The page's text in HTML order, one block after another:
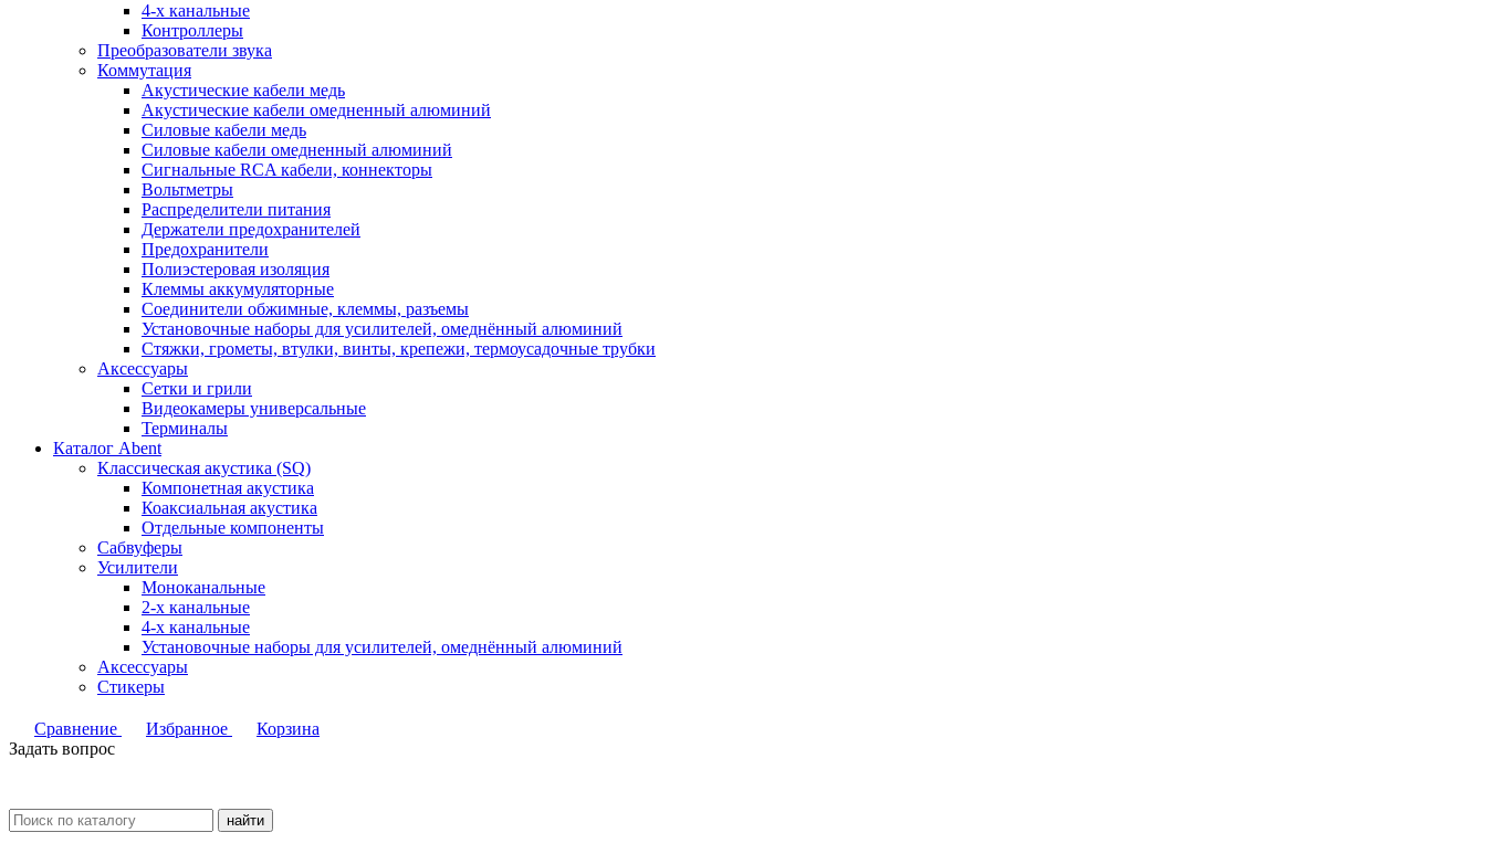
4-х канальные
Контроллеры
Преобразователи звука
Коммутация
Акустические кабели медь
Акустические кабели омедненный алюминий
Силовые кабели медь
Силовые кабели омедненный алюминий
Сигнальные RCA кабели, коннекторы
Вольтметры
Распределители питания
Держатели предохранителей
Предохранители
Полиэстеровая изоляция
Клеммы аккумуляторные
Соединители обжимные, клеммы, разъемы
Установочные наборы для усилителей, омеднённый алюминий
Стяжки, грометы, втулки, винты, крепежи, термоусадочные трубки
Аксессуары
Сетки и грили
Видеокамеры универсальные
Терминалы
Каталог Abent
Классическая акустика (SQ)
Компонетная акустика
Коаксиальная акустика
Отдельные компоненты
Сабвуферы
Усилители
Моноканальные
2-х канальные
4-х канальные
Установочные наборы для усилителей, омеднённый алюминий
Аксессуары
Стикеры
Сравнение Избранное
Корзина
Задать вопрос
найти